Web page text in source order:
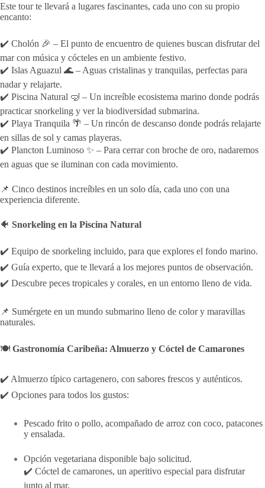
Este tour te llevará a lugares fascinantes, cada uno con su propio
encanto:
✔️ Cholón 🎉 – El punto de encuentro de quienes buscan disfrutar del
mar con música y cócteles en un ambiente festivo.
✔️ Islas Aguazul 🌊 – Aguas cristalinas y tranquilas, perfectas para
nadar y relajarte.
✔️ Piscina Natural 🤿 – Un increíble ecosistema marino donde podrás
practicar snorkeling y ver la biodiversidad submarina.
✔️ Playa Tranquila 🌴 – Un rincón de descanso donde podrás relajarte
en sillas de sol y camas playeras.
✔️ Plancton Luminoso ✨ – Para cerrar con broche de oro, nadaremos
en aguas que se iluminan con cada movimiento.
📌 Cinco destinos increíbles en un solo día, cada uno con una
experiencia diferente.
🐠 Snorkeling en la Piscina Natural
✔️ Equipo de snorkeling incluido, para que explores el fondo marino.
✔️ Guía experto, que te llevará a los mejores puntos de observación.
✔️ Descubre peces tropicales y corales, en un entorno lleno de vida.
📌 Sumérgete en un mundo submarino lleno de color y maravillas
naturales.
🍽️ Gastronomía Caribeña: Almuerzo y Cóctel de Camarones
✔️ Almuerzo típico cartagenero, con sabores frescos y auténticos.
✔️ Opciones para todos los gustos:
Pescado frito o pollo, acompañado de arroz con coco, patacones
y ensalada.
Opción vegetariana disponible bajo solicitud.
✔️ Cóctel de camarones, un aperitivo especial para disfrutar
junto al mar.